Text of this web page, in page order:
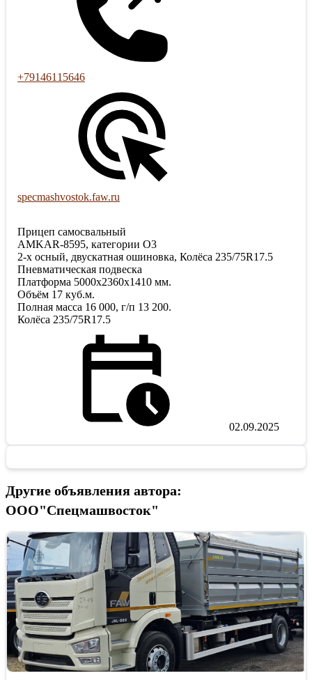
+79146115646
specmashvostok.faw.ru
Прицеп самосвальный
AMKAR-8595, категории О3
2-х осный, двускатная ошиновка, Колёса 235/75R17.5
Пневматическая подвеска
Платформа 5000x2360x1410 мм.
Объём 17 куб.м.
Полная масса 16 000, г/п 13 200.
Колёса 235/75R17.5
02.09.2025
Другие объявления автора:
ООО"Спецмашвосток"